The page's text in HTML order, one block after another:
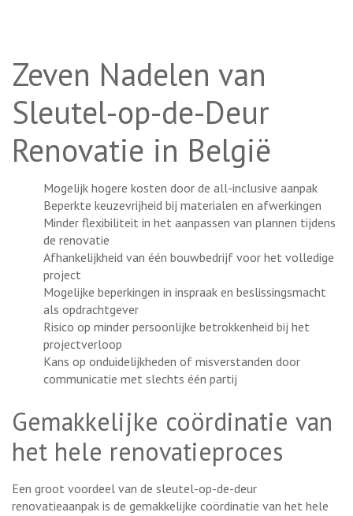
Zeven Nadelen van
Sleutel-op-de-Deur
Renovatie in België
Mogelijk hogere kosten door de all-inclusive aanpak
Beperkte keuzevrijheid bij materialen en afwerkingen
Minder flexibiliteit in het aanpassen van plannen tijdens
de renovatie
Afhankelijkheid van één bouwbedrijf voor het volledige
project
Mogelijke beperkingen in inspraak en beslissingsmacht
als opdrachtgever
Risico op minder persoonlijke betrokkenheid bij het
projectverloop
Kans op onduidelijkheden of misverstanden door
communicatie met slechts één partij
Gemakkelijke coördinatie van
het hele renovatieproces
Een groot voordeel van de sleutel-op-de-deur
renovatieaanpak is de gemakkelijke coördinatie van het hele